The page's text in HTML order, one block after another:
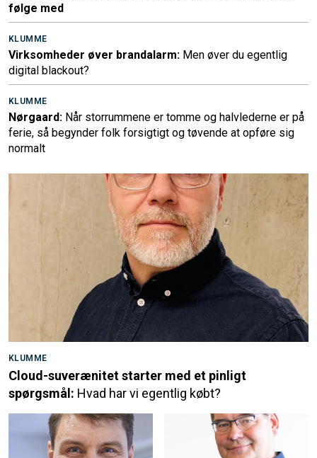
følge med
KLUMME
Virksomheder øver brandalarm: Men øver du egentlig
digital blackout?
KLUMME
Nørgaard: Når storrummene er tomme og halvlederne er på
ferie, så begynder folk forsigtigt og tøvende at opføre sig
normalt
KLUMME
Cloud-suverænitet starter med et pinligt
spørgsmål: Hvad har vi egentlig købt?